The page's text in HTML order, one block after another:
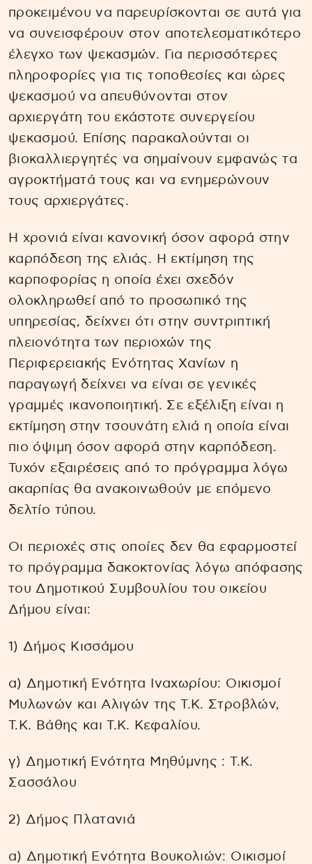
προκειμένου να παρευρίσκονται σε αυτά για
να συνεισφέρουν στον αποτελεσματικότερο
έλεγχο των ψεκασμών. Για περισσότερες
πληροφορίες για τις τοποθεσίες και ώρες
ψεκασμού να απευθύνονται στον
αρχιεργάτη του εκάστοτε συνεργείου
ψεκασμού. Επίσης παρακαλούνται οι
βιοκαλλιεργητές να σημαίνουν εμφανώς τα
αγροκτήματά τους και να ενημερώνουν
τους αρχιεργάτες.
Η χρονιά είναι κανονική όσον αφορά στην
καρπόδεση της ελιάς. Η εκτίμηση της
καρποφορίας η οποία έχει σχεδόν
ολοκληρωθεί από το προσωπικό της
υπηρεσίας, δείχνει ότι στην συντριπτική
πλειονότητα των περιοχών της
Περιφερειακής Ενότητας Χανίων η
παραγωγή δείχνει να είναι σε γενικές
γραμμές ικανοποιητική. Σε εξέλιξη είναι η
εκτίμηση στην τσουνάτη ελιά η οποία είναι
πιο όψιμη όσον αφορά στην καρπόδεση.
Τυχόν εξαιρέσεις από το πρόγραμμα λόγω
ακαρπίας θα ανακοινωθούν με επόμενο
δελτίο τύπου.
Οι περιοχές στις οποίες δεν θα εφαρμοστεί
το πρόγραμμα δακοκτονίας λόγω απόφασης
του Δημοτικού Συμβουλίου του οικείου
Δήμου είναι:
1) Δήμος Κισσάμου
α) Δημοτική Ενότητα Ιναχωρίου: Οικισμοί
Μυλωνών και Αλιγών της Τ.Κ. Στροβλών,
Τ.Κ. Βάθης και Τ.Κ. Κεφαλίου.
γ) Δημοτική Ενότητα Μηθύμνης : Τ.Κ.
Σασσάλου
2) Δήμος Πλατανιά
α) Δημοτική Ενότητα Βουκολιών: Οικισμοί